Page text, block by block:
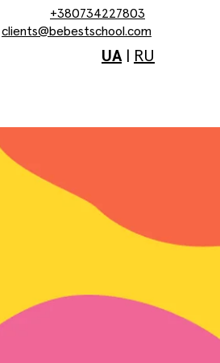
+380734227803
clients@bebestschool.com
UA| RU